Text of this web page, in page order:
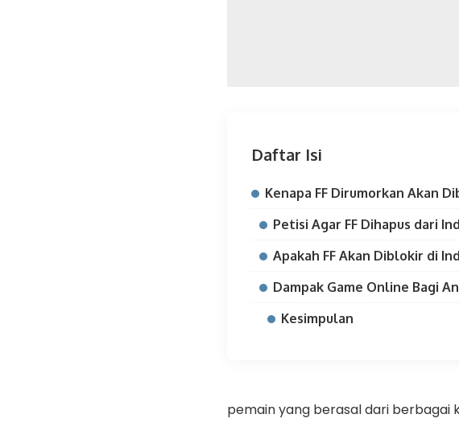
Daftar Isi
Kenapa FF Dirumorkan Akan
Petisi Agar FF Dihapus dari
Apakah FF Akan Diblokir di
Dampak Game Online Bagi
Kesimpulan
pemain yang berasal dari berbagai